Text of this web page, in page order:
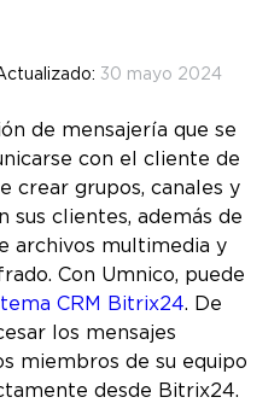
30 mayo 2024
de mensajería que se
con el cliente de
crear grupos, canales y
sus clientes, además de
archivos multimedia y
Con Umnico, puede
CRM Bitrix24. De
los mensajes
miembros de su equipo
desde Bitrix24.